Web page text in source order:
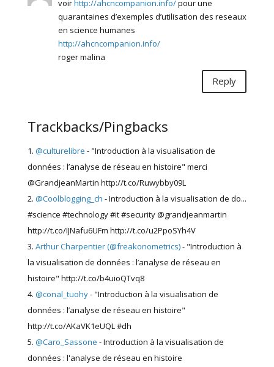
voirhttp://ahcncompanion.info/pour une
quarantaines d’exemples d’utilisation des reseaux
en science humanes
http://ahcncompanion.info/
roger malina
Reply
Trackbacks/Pingbacks
@culturelibre - "Introduction à la visualisation de
données : l’analyse de réseau en histoire" merci
@GrandjeanMartin http://t.co/Ruwybby09L
@Coolblogging_ch - Introduction à la visualisation de do...
#science #technology #it #security @grandjeanmartin
http://t.co/IJNafu6UFm http://t.co/u2PpoSYh4V
Arthur Charpentier (@freakonometrics)- "Introduction à
la visualisation de données : l’analyse de réseau en
histoire" http://t.co/b4uioQTvq8
@conal_tuohy- "Introduction à la visualisation de
données : l’analyse de réseau en histoire"
http://t.co/AKaVK1eUQL #dh
@Caro_Sassone - Introduction à la visualisation de
données : l'analyse de réseau en histoire